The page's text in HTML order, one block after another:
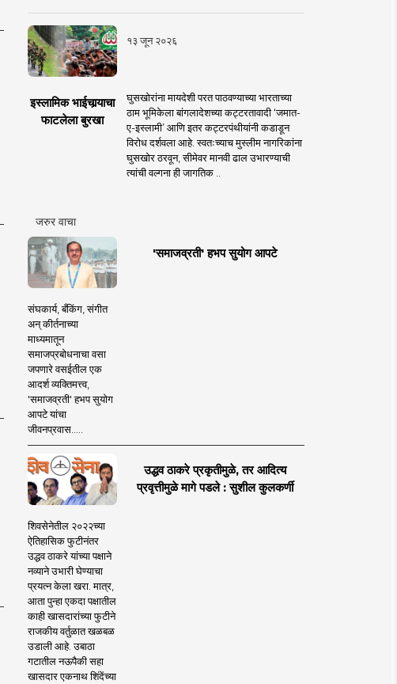
१३ जून २०२६
इस्लामिक भाईचार्‍याचा
फाटलेला बुरखा
घुसखोरांना मायदेशी परत पाठवण्याच्या भारताच्या
ठाम भूमिकेला बांगलादेशच्या कट्टरतावादी ‘जमात-
ए-इस्लामी’ आणि इतर कट्टरपंथीयांनी कडाडून
विरोध दर्शवला आहे. स्वतःच्याच मुस्लीम नागरिकांना
घुसखोर ठरवून, सीमेवर मानवी ढाल उभारण्याची
त्यांची वल्गना ही जागतिक ..
जरुर वाचा
'समाजव्रती' हभप सुयोग आपटे
संघकार्य, बँकिंग, संगीत
अन् कीर्तनाच्या
माध्यमातून
समाजप्रबोधनाचा वसा
जपणारे वसईतील एक
आदर्श व्यक्तिमत्त्व,
'समाजव्रती' हभप सुयोग
आपटे यांचा
जीवनप्रवास.....
उद्धव ठाकरे प्रकृतीमुळे, तर आदित्य
प्रवृत्तीमुळे मागे पडले : सुशील कुलकर्णी
शिवसेनेतील २०२२च्या
ऐतिहासिक फुटीनंतर
उद्धव ठाकरे यांच्या पक्षाने
नव्याने उभारी घेण्याचा
प्रयत्न केला खरा. मात्र,
आता पुन्हा एकदा पक्षातील
काही खासदारांच्या फुटीने
राजकीय वर्तुळात खळबळ
उडाली आहे. उबाठा
गटातील नऊपैकी सहा
खासदार एकनाथ शिंदेंच्या